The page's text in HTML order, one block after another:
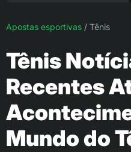
Apostas esportivas / Tênis
Tênis
Recentes
Mundo do